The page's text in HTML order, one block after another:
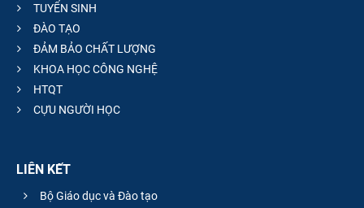
TUYỂN SINH
ĐÀO TẠO
ĐẢM BẢO CHẤT LƯỢNG
KHOA HỌC CÔNG NGHỆ
HTQT
CỰU NGƯỜI HỌC
LIÊN KẾT
Bộ Giáo dục và Đào tạo